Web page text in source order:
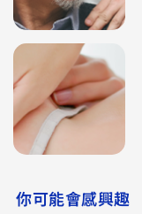
你可能會感興趣